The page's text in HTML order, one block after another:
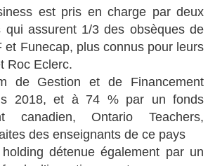
est pris en charge par deux
qui assurent 1/3 des obsèques de
et Funecap, plus connus pour leurs
Roc Eclerc.
de Gestion et de Financement
2018, et à 74 % par un fonds
canadien, Ontario Teachers,
des enseignants de ce pays
détenue également par un